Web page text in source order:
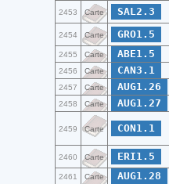
2453 Carte SAL2.3
2454 Carte GRO1.5
2455 Carte ABE1.5
2456 Carte CAN3.1
2457 Carte AUG1.26
2458 Carte AUG1.27
2459 Carte CON1.1
2460 Carte ERI1.5
2461 Carte AUG1.28